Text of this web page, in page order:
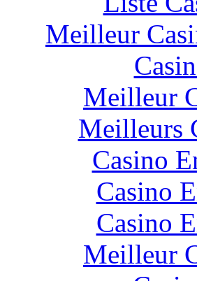
Meilleur
Meilleur
Meilleurs
Casino
Casino
Casino
Meilleur